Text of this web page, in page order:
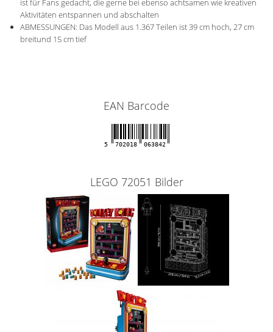
ist für Fans gedacht, die gerne bei ebenso achtsamen wie kreativen
Aktivitäten entspannen und abschalten
ABMESSUNGEN: Das Modell aus 1.367 Teilen ist 39 cm hoch, 27 cm
breitund 15 cm tief
EAN Barcode
5 702018 063842
LEGO 72051 Bilder